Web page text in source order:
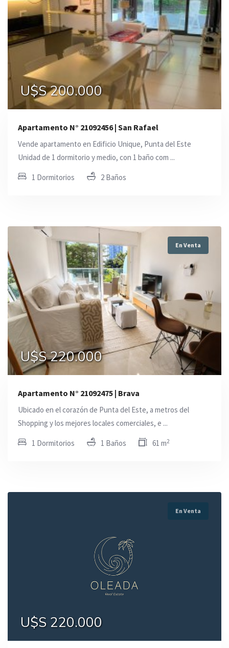
U$S 200.000
Apartamento N° 21092456 | San Rafael
Vende apartamento en Edificio Unique, Punta del Este
Unidad de 1 dormitorio y medio, con 1 baño com ...
1 Dormitorios 2 Baños
En Venta
U$S 220.000
Apartamento N° 21092475 | Brava
Ubicado en el corazón de Punta del Este, a metros del
Shopping y los mejores locales comerciales, e ...
1 Dormitorios 1 Baños 61 m2
En Venta
U$S 220.000